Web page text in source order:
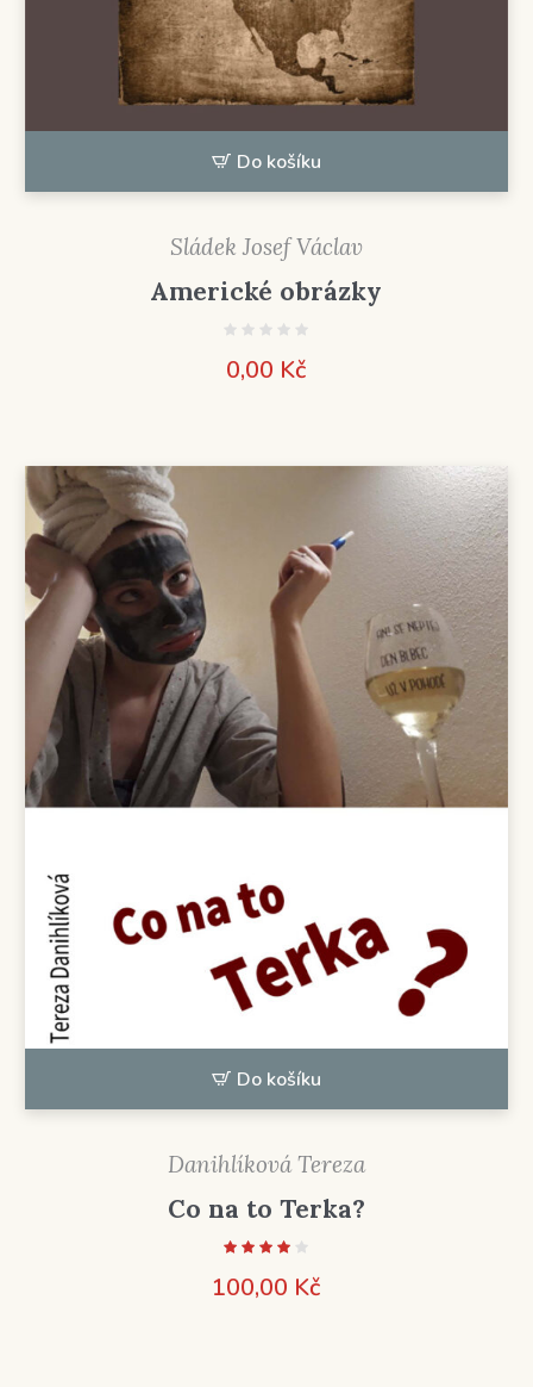
Do košíku
Sládek Josef Václav
Americké obrázky
0,00 Kč
Do košíku
Danihlíková Tereza
Co na to Terka?
100,00 Kč